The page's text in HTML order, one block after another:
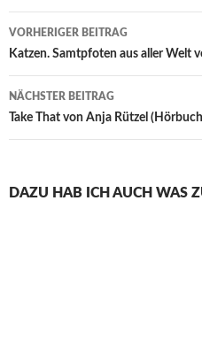
Beitragsnavigation
VORHERIGER BEITRAG
Katzen. Samtpfoten aus aller Welt
NÄCHSTER BEITRAG
Take That von Anja Rützel
DAZU HAB ICH AUCH WAS